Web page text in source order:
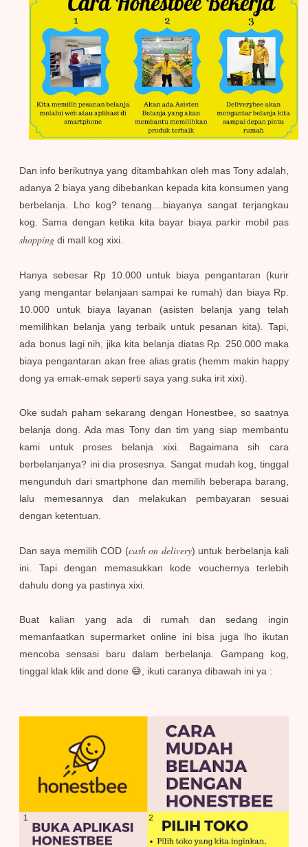
Dan info berikutnya yang ditambahkan oleh mas Tony adalah,
adanya 2 biaya yang dibebankan kepada kita konsumen yang
berbelanja. Lho kog? tenang....biayanya sangat terjangkau
kog. Sama dengan ketika kita bayar biaya parkir mobil pas
shopping di mall kog xixi.
Hanya sebesar Rp 10.000 untuk biaya pengantaran (kurir
yang mengantar belanjaan sampai ke rumah) dan biaya Rp.
10.000 untuk biaya layanan (asisten belanja yang telah
memilihkan belanja yang terbaik untuk pesanan kita). Tapi,
ada bonus lagi nih, jika kita belanja diatas Rp. 250.000 maka
biaya pengantaran akan free alias gratis (hemm makin happy
dong ya emak-emak seperti saya yang suka irit xixi).
Oke sudah paham sekarang dengan Honestbee, so saatnya
belanja dong. Ada mas Tony dan tim yang siap membantu
kami untuk proses belanja xixi. Bagaimana sih cara
berbelanjanya? ini dia prosesnya. Sangat mudah kog, tinggal
mengunduh dari smartphone dan memilih beberapa barang,
lalu memesannya dan melakukan pembayaran sesuai
dengan ketentuan.
Dan saya memilih COD (cash on delivery) untuk berbelanja kali
ini. Tapi dengan memasukkan kode vouchernya terlebih
dahulu dong ya pastinya xixi.
Buat kalian yang ada di rumah dan sedang ingin
memanfaatkan supermarket online ini bisa juga lho ikutan
mencoba sensasi baru dalam berbelanja. Gampang kog,
tinggal klak klik and done 😅, ikuti caranya dibawah ini ya :